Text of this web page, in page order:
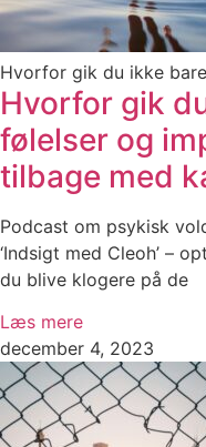
Hvorfor gik du ikke bare
Hvorfor gik
følelser og
tilbage med
Podcast om psykisk
‘Indsigt med Cleoh’ –
du blive klogere på de
Læs mere
december 4, 2023